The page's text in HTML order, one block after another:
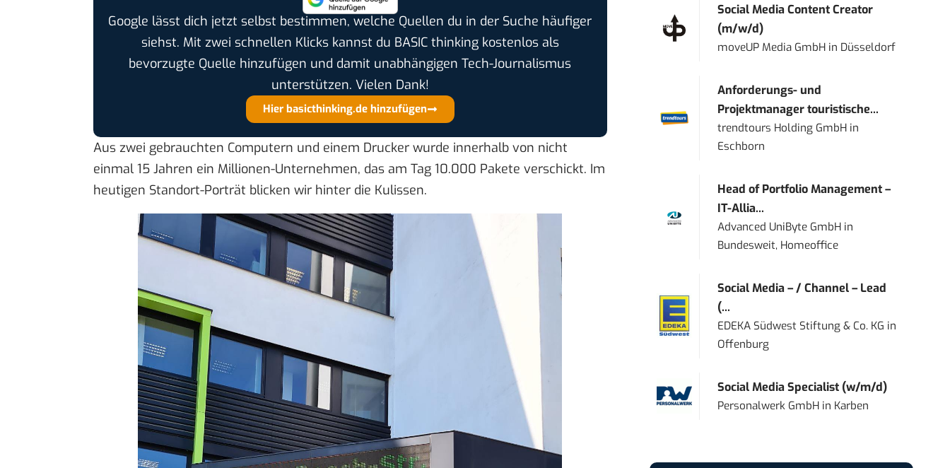
Google lässt dich jetzt selbst bestimmen, welche Quellen du in der Suche häufiger
siehst. Mit zwei schnellen Klicks kannst du BASIC thinking kostenlos als
bevorzugte Quelle hinzufügen und damit unabhängigen Tech-Journalismus
unterstützen. Vielen Dank!
Hier basicthinking.de hinzufügen
Aus zwei gebrauchten Computern und einem Drucker wurde innerhalb von nicht
einmal 15 Jahren ein Millionen-Unternehmen, das am Tag 10.000 Pakete verschickt. Im
heutigen Standort-Porträt blicken wir hinter die Kulissen.
Social Media Content Creator
(m/w/d)
moveUP Media GmbH in Düsseldorf
Anforderungs- und
Projektmanager touristische...
trendtours Holding GmbH in
Eschborn
Head of Portfolio Management –
IT-Allia...
Advanced UniByte GmbH in
Bundesweit, Homeoffice
Social Media – / Channel – Lead
(...
EDEKA Südwest Stiftung & Co. KG in
Offenburg
Social Media Specialist (w/m/d)
Personalwerk GmbH in Karben